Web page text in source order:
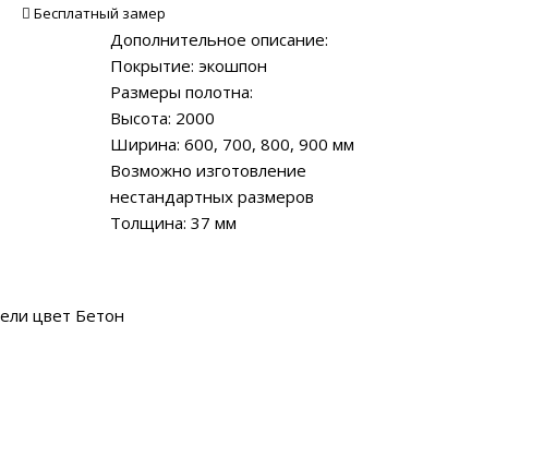
Бесплатный замер
Дополнительное описание:
Покрытие: экошпон
Размеры полотна:
Высота: 2000
Ширина: 600, 700, 800, 900 мм
Возможно изготовление
нестандартных размеров
Толщина: 37 мм
цвет Бетон